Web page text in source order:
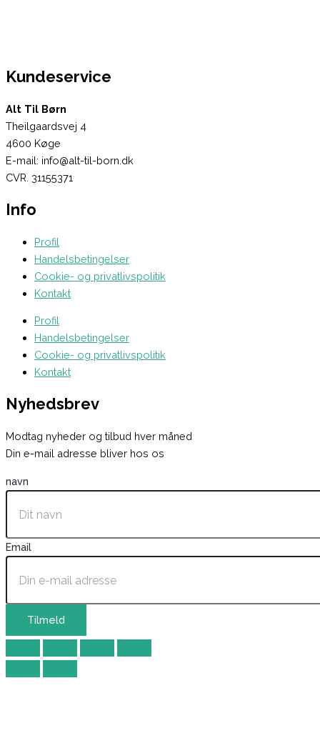
Kundeservice
Alt Til Børn
Theilgaardsvej 4
4600 Køge
E-mail: info@alt-til-born.dk
CVR. 31155371
Info
Profil
Handelsbetingelser
Cookie- og privatlivspolitik
Kontakt
Profil
Handelsbetingelser
Cookie- og privatlivspolitik
Kontakt
Nyhedsbrev
Modtag nyheder og tilbud hver måned
Din e-mail adresse bliver hos os
navn
Email
Tilmeld